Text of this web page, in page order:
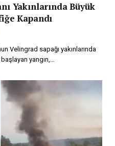
Yakınlarında Büyük
Kapandı
Velingrad sapağı yakınlarında
yangın,…